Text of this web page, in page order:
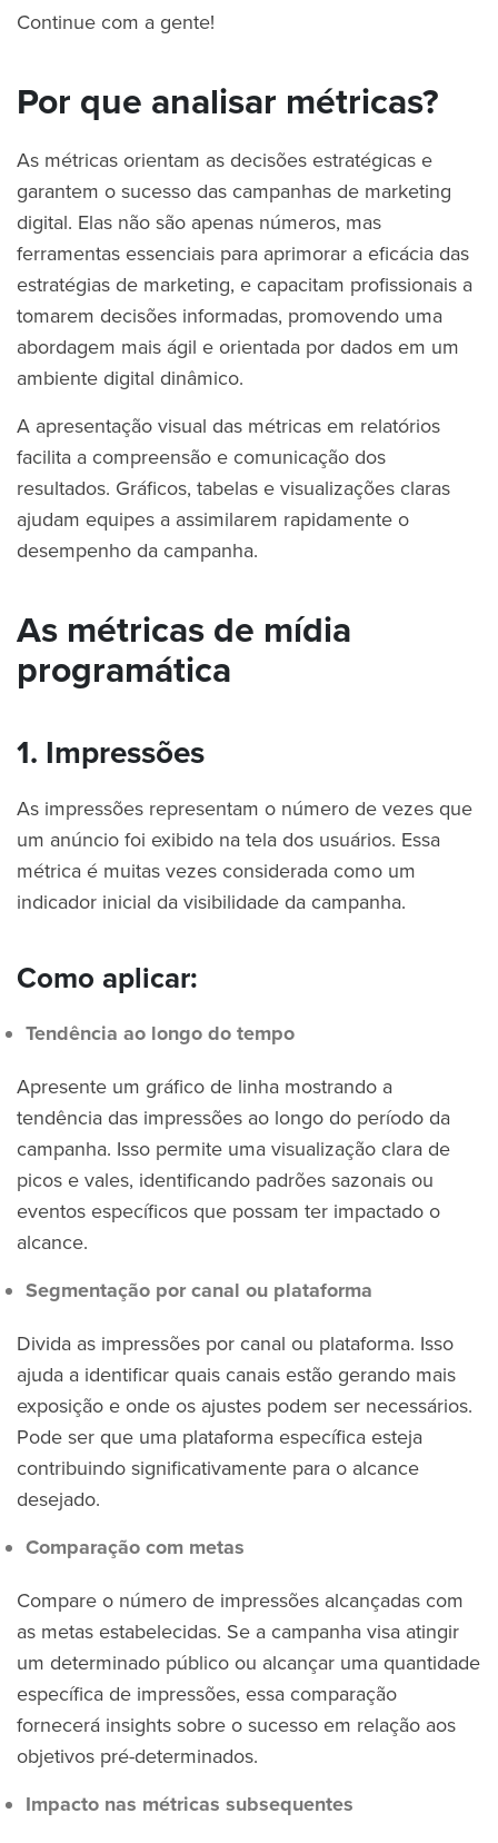
Continue com a gente!
Por que analisar métricas?
As métricas orientam as decisões estratégicas e
garantem o sucesso das campanhas de marketing
digital. Elas não são apenas números, mas
ferramentas essenciais para aprimorar a eficácia das
estratégias de marketing, e capacitam profissionais a
tomarem decisões informadas, promovendo uma
abordagem mais ágil e orientada por dados em um
ambiente digital dinâmico.
A apresentação visual das métricas em relatórios
facilita a compreensão e comunicação dos
resultados. Gráficos, tabelas e visualizações claras
ajudam equipes a assimilarem rapidamente o
desempenho da campanha.
As métricas de mídia
programática
1. Impressões
As impressões representam o número de vezes que
um anúncio foi exibido na tela dos usuários. Essa
métrica é muitas vezes considerada como um
indicador inicial da visibilidade da campanha.
Como aplicar:
Tendência ao longo do tempo
Apresente um gráfico de linha mostrando a
tendência das impressões ao longo do período da
campanha. Isso permite uma visualização clara de
picos e vales, identificando padrões sazonais ou
eventos específicos que possam ter impactado o
alcance.
Segmentação por canal ou plataforma
Divida as impressões por canal ou plataforma. Isso
ajuda a identificar quais canais estão gerando mais
exposição e onde os ajustes podem ser necessários.
Pode ser que uma plataforma específica esteja
contribuindo significativamente para o alcance
desejado.
Comparação com metas
Compare o número de impressões alcançadas com
as metas estabelecidas. Se a campanha visa atingir
um determinado público ou alcançar uma quantidade
específica de impressões, essa comparação
fornecerá insights sobre o sucesso em relação aos
objetivos pré-determinados.
Impacto nas métricas subsequentes